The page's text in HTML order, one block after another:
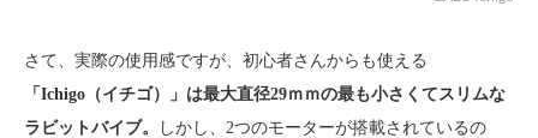
さて、実際の使用感ですが、初心者さんからも使える
「Ichigo（イチゴ）」は最大直径29ｍｍの最も小さくてスリムな
ラビットバイブ。
しかし、2つのモーターが搭載されているの